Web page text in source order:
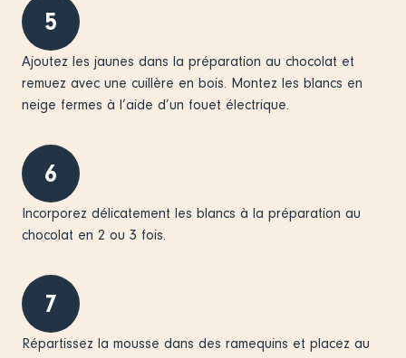
5
Ajoutez les jaunes dans la préparation au chocolat et
remuez avec une cuillère en bois. Montez les blancs en
neige fermes à l’aide d’un fouet électrique.
6
Incorporez délicatement les blancs à la préparation au
chocolat en 2 ou 3 fois.
7
Répartissez la mousse dans des ramequins et placez au